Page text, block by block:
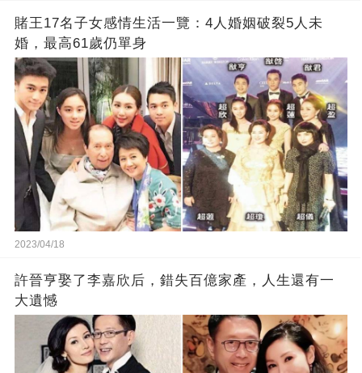
賭王17名子女感情生活一覽：4人婚姻破裂5人未
婚，最高61歲仍單身
2023/04/18
許晉亨娶了李嘉欣后，錯失百億家產，人生還有一
大遺憾